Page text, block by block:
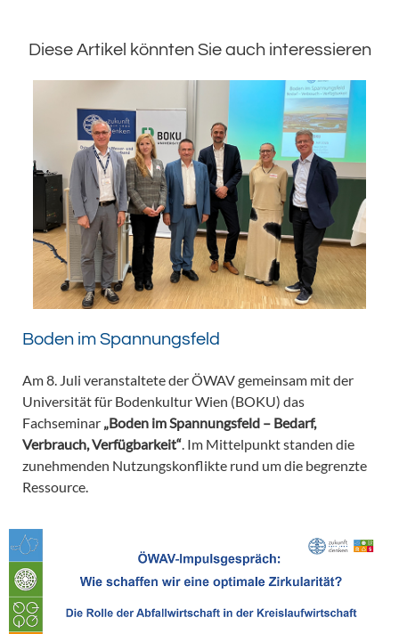
Diese Artikel könnten Sie auch interessieren
Boden im Spannungsfeld
Am 8. Juli veranstaltete der ÖWAV gemeinsam mit der
Universität für Bodenkultur Wien (BOKU) das
Fachseminar „Boden im Spannungsfeld – Bedarf,
Verbrauch, Verfügbarkeit“ . Im Mittelpunkt standen die
zunehmenden Nutzungskonflikte rund um die begrenzte
Ressource.